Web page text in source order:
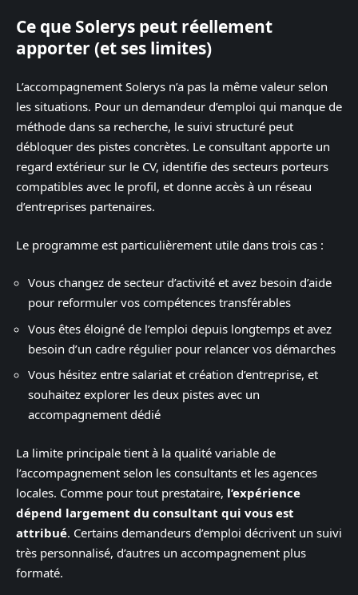
Ce que Solerys peut réellement
apporter (et ses limites)
L’accompagnement Solerys n’a pas la même valeur selon
les situations. Pour un demandeur d’emploi qui manque de
méthode dans sa recherche, le suivi structuré peut
débloquer des pistes concrètes. Le consultant apporte un
regard extérieur sur le CV, identifie des secteurs porteurs
compatibles avec le profil, et donne accès à un réseau
d’entreprises partenaires.
Le programme est particulièrement utile dans trois cas :
Vous changez de secteur d’activité et avez besoin d’aide
pour reformuler vos compétences transférables
Vous êtes éloigné de l’emploi depuis longtemps et avez
besoin d’un cadre régulier pour relancer vos démarches
Vous hésitez entre salariat et création d’entreprise, et
souhaitez explorer les deux pistes avec un
accompagnement dédié
La limite principale tient à la qualité variable de
l’accompagnement selon les consultants et les agences
locales. Comme pour tout prestataire, l’expérience
dépend largement du consultant qui vous est
attribué. Certains demandeurs d’emploi décrivent un suivi
très personnalisé, d’autres un accompagnement plus
formaté.